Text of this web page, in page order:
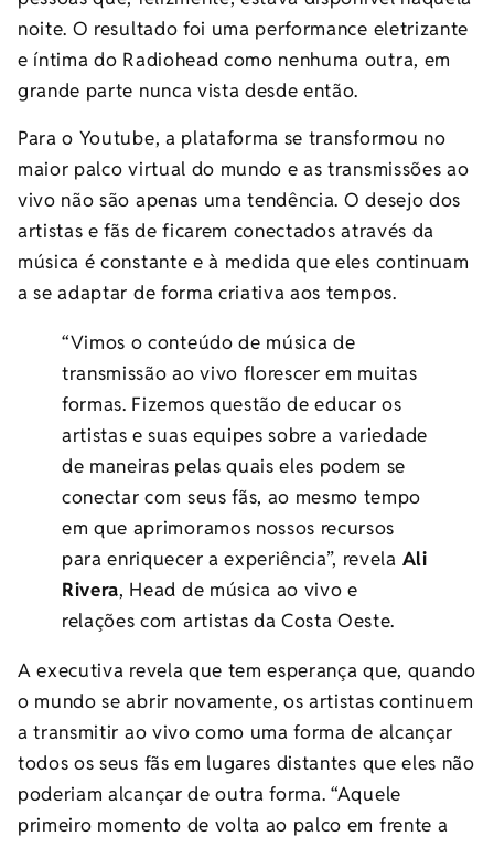
noite. O resultado foi uma performance eletrizante
e íntima do Radiohead como nenhuma outra, em
grande parte nunca vista desde então.
Para o Youtube, a plataforma se transformou no
maior palco virtual do mundo e as transmissões ao
vivo não são apenas uma tendência. O desejo dos
artistas e fãs de ficarem conectados através da
música é constante e à medida que eles continuam
a se adaptar de forma criativa aos tempos.
“Vimos o conteúdo de música de
transmissão ao vivo florescer em muitas
formas. Fizemos questão de educar os
artistas e suas equipes sobre a variedade
de maneiras pelas quais eles podem se
conectar com seus fãs, ao mesmo tempo
em que aprimoramos nossos recursos
para enriquecer a experiência”, revela Ali
Rivera, Head de música ao vivo e
relações com artistas da Costa Oeste.
A executiva revela que tem esperança que, quando
o mundo se abrir novamente, os artistas continuem
a transmitir ao vivo como uma forma de alcançar
todos os seus fãs em lugares distantes que eles não
poderiam alcançar de outra forma. “Aquele
primeiro momento de volta ao palco em frente a